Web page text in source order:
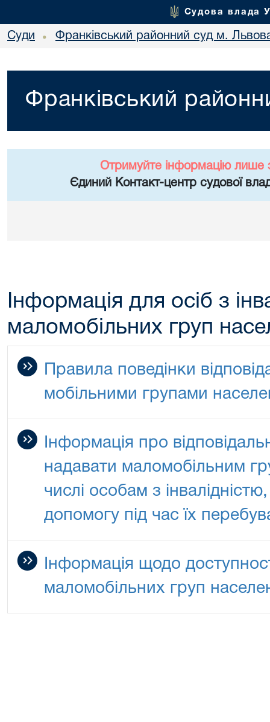
Судова влада
Суди • Франківський районний суд м.
Франківський
Отримуйте інформацію лише
Єдиний Контакт-центр судової
Інформація для осіб з
маломобільних груп
Правила поведінки
мобільними групами
Інформація про
надавати маломобільним
числі особам з
допомогу під час їх
Інформація щодо
маломобільних груп